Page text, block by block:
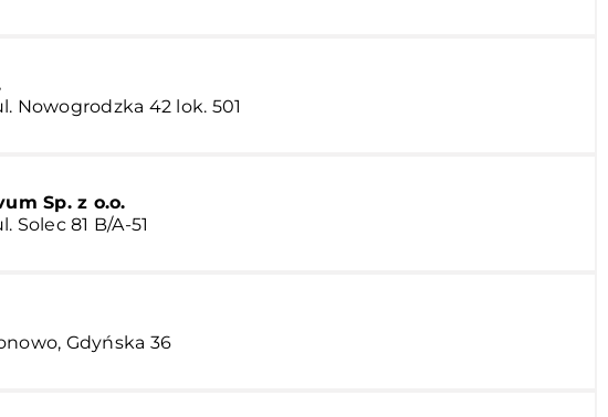
Nowogrodzka 42 lok. 501
Sp. z o.o.
Solec 81 B/A-51
Gdyńska 36